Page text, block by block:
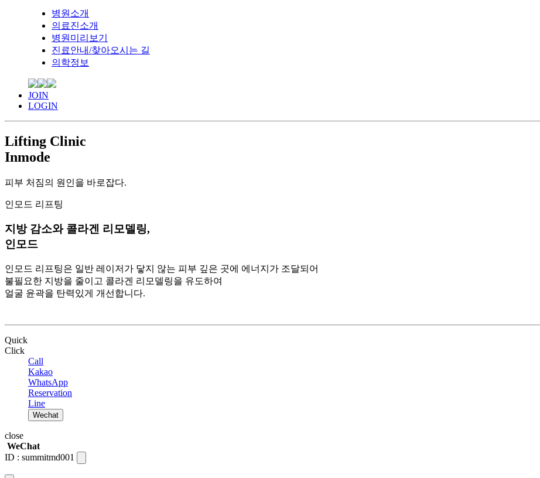
병원소개
의료진소개
병원미리보기
진료안내/찾아오시는 길
의학정보
JOIN
LOGIN
Lifting Clinic
Inmode
피부 처짐의 원인을 바로잡다.
인모드 리프팅
지방 감소와 콜라겐 리모델링,
인모드
인모드 리프팅은 일반 레이저가 닿지 않는 피부 깊은 곳에 에너지가 조달되어
불필요한 지방을 줄이고 콜라겐 리모델링을 유도하여
얼굴 윤곽을 탄력있게 개선합니다.
Quick
Click
Call
Kakao
WhatsApp
Reservation
Line
Wechat
close
WeChat
ID : summitmd001